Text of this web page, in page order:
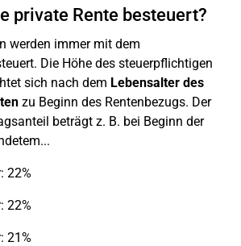
private Rente besteuert?
werden immer mit dem
Die Höhe des steuerpflichtigen
sich nach dem Lebensalter des
zu Beginn des Rentenbezugs. Der
beträgt z. B. bei Beginn der
22%
22%
21%